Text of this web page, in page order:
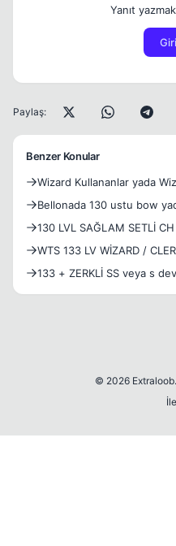
Yanıt
Paylaş:
Benzer Konular
Wizard Kullananlar yada
Bellonada 130 ustu bow
130 LVL SAĞLAM SETLİ
YADA SPEAR ÇAR
WTS 133 LV WİZARD /
133 + ZERKLİ SS veya s
© 2026 Extraloob.